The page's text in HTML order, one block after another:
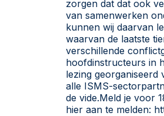
zorgen dat dat ook
van samenwerken
kunnen wij daarvan
waarvan de laatste
verschillende
hoofdinstructeurs in
lezing
alle ISMS-
de vide.Meld je voor
hier aan te melden: